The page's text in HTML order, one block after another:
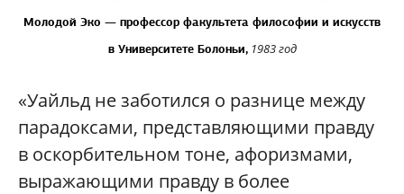
Молодой Эко — профессор факультета философии и искусств
в Университете Болоньи, 1983 год
«Уайльд не заботился о разнице между
парадоксами, представляющими правду
в оскорбительном тоне, афоризмами,
выражающими правду в более